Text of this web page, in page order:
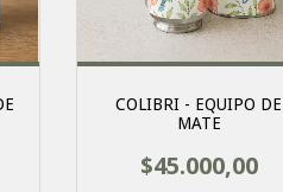
COLIBRI - EQUIPO DE
MATE
$45.000,00